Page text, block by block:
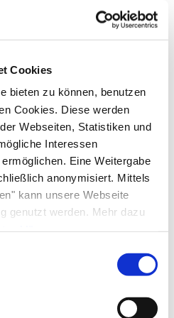
Cookies
bieten zu können, benutzen
Cookies. Diese werden
Webseiten, Statistiken und
Interessen
Eine Weitergabe
anonymisiert. Mittels
kann unsere Webseite
genutzt werden. Mehr dazu
.
Abreise: 06:00 - 10:00
kostenloser Parkplatz
Ort